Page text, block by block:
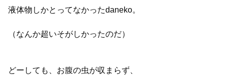
液体物しかとってなかったdaneko。
（なんか超いそがしかったのだ）
どーしても、お腹の虫が収まらず、